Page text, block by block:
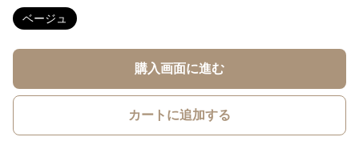
ベージュ
購入画面に進む
カートに追加する